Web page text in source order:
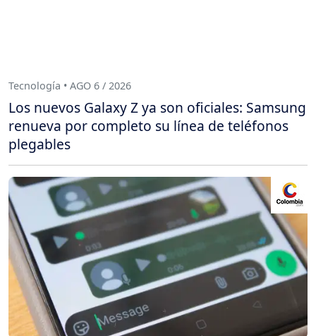
Tecnología • AGO 6 / 2026
Los nuevos Galaxy Z ya son oficiales: Samsung
renueva por completo su línea de teléfonos
plegables